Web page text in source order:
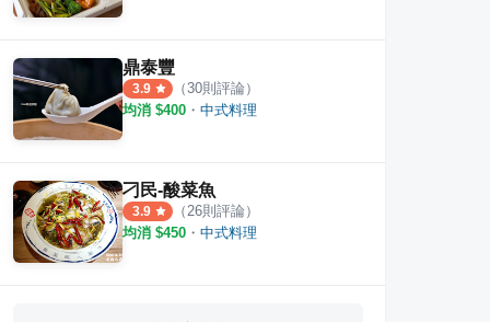
鼎泰豐
3.9 （30則評論）
均消 $400 ・ 中式料理
刁民-酸菜魚
3.9 （ 26則評論）
均消 $450 ・ 中式料理